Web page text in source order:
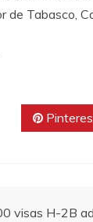
de Tabasco,
visas H-2B